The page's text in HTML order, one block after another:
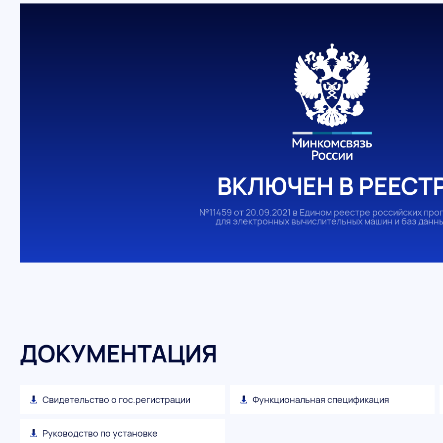
ВКЛЮЧЕН В
№11459 от 20.09.2021 в Едином реестре российских
для электронных вычислительных машин и баз
ДОКУМЕНТАЦИЯ
Свидетельство о гос.регистрации Функциональная спецификация
Руководство по установке